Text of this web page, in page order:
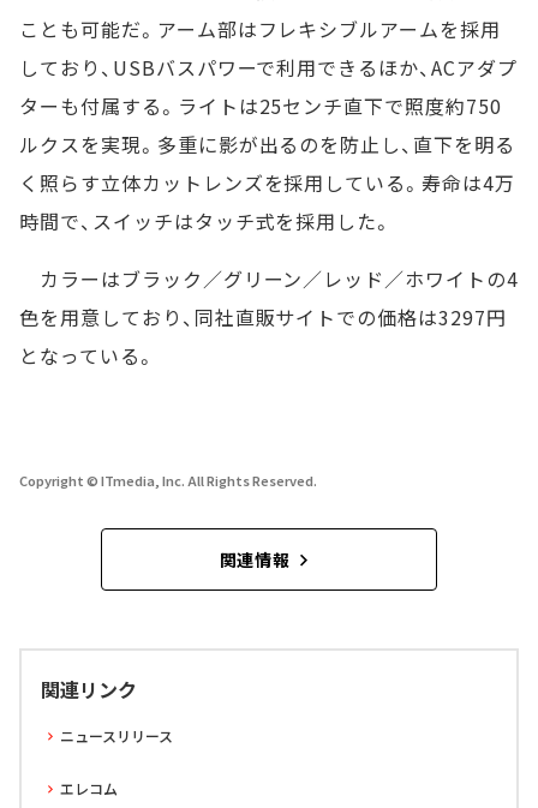
ことも可能だ。アーム部はフレキシブルアームを採用
しており、USBバスパワーで利用できるほか、ACアダプ
ターも付属する。ライトは25センチ直下で照度約750
ルクスを実現。多重に影が出るのを防止し、直下を明る
く照らす立体カットレンズを採用している。寿命は4万
時間で、スイッチはタッチ式を採用した。
カラーはブラック／グリーン／レッド／ホワイトの4
色を用意しており、同社直販サイトでの価格は3297円
となっている。
Copyright © ITmedia, Inc. All Rights Reserved.
関連情報
関連リンク
ニュースリリース
エレコム